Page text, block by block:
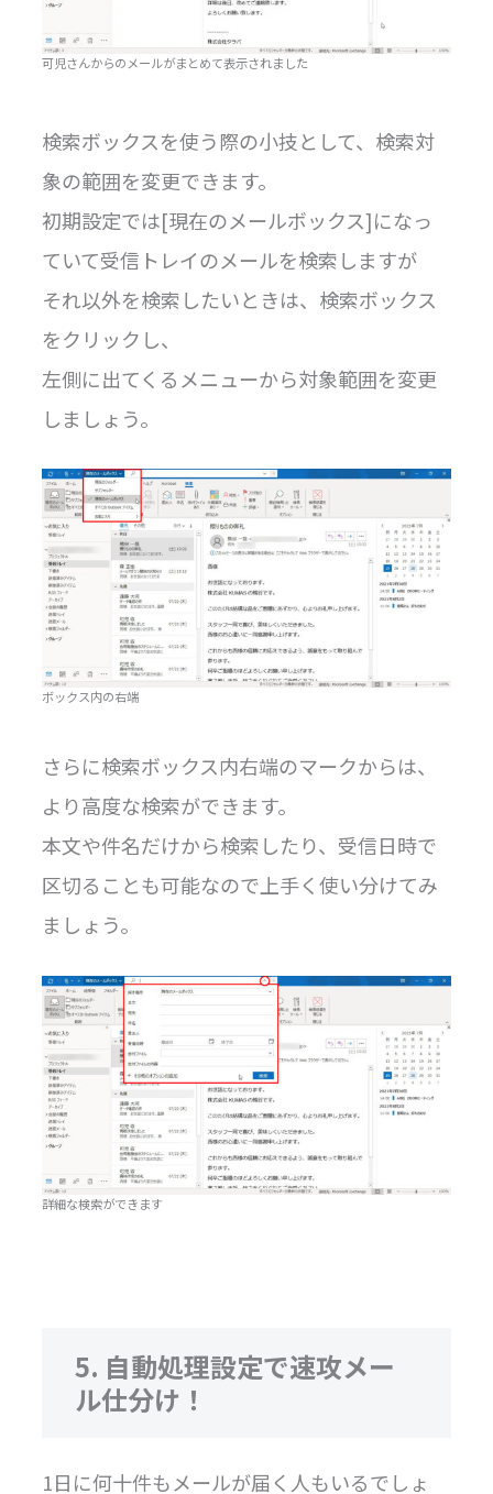
可児さんからのメールがまとめて表示されました
検索ボックスを使う際の小技として、検索対
象の範囲を変更できます。
初期設定では[現在のメールボックス]になっ
ていて受信トレイのメールを検索しますが
それ以外を検索したいときは、検索ボックス
をクリックし、
左側に出てくるメニューから対象範囲を変更
しましょう。
ボックス内の右端
さらに検索ボックス内右端のマークからは、
より高度な検索ができます。
本文や件名だけから検索したり、受信日時で
区切ることも可能なので上手く使い分けてみ
ましょう。
詳細な検索ができます
5. 自動処理設定で速攻メー
ル仕分け！
1日に何十件もメールが届く人もいるでしょ